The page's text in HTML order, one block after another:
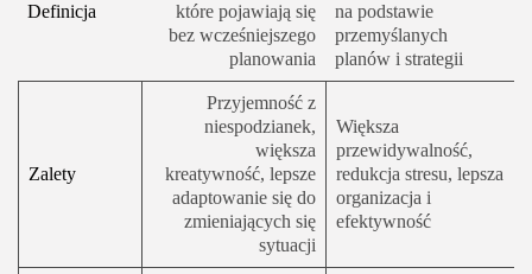
Definicja
które pojawiają się
bez wcześniejszego
planowania
na podstawie
przemyślanych
planów i strategii
Zalety
Przyjemność z
niespodzianek,
większa
kreatywność, lepsze
adaptowanie się do
zmieniających się
sytuacji
Większa
przewidywalność,
redukcja stresu, lepsza
organizacja i
efektywność